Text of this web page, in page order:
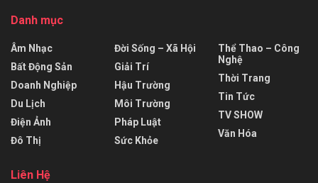
Danh mục
Âm Nhạc
Bất Động Sản
Doanh Nghiệp
Du Lịch
Điện Ảnh
Đô Thị
Đời Sống – Xã Hội
Giải Trí
Hậu Trường
Môi Trường
Pháp Luật
Sức Khỏe
Thể Thao – Công
Nghệ
Thời Trang
Tin Tức
TV SHOW
Văn Hóa
Liên Hệ